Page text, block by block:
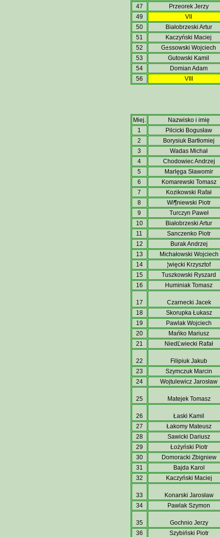
47
Przeorek Jerzy
49
VII
50
Białobrzeski Artur
51
Kaczyński Maciej
52
G±ssowski Wojciech
53
Gutowski Kamil
54
Domian Adam
56
VIII
Miej.
Nazwisko i imię
1
Pilcicki Bogusław
2
Borysiuk Bartłomiej
3
Wadas Michał
4
Chodowiec Andrzej
5
Marlęga Sławomir
6
Komarewski Tomasz
7
Kozikowski Rafał
8
Wi¶niewski Piotr
9
Turczyn Paweł
10
Białobrzeski Artur
11
Sanczenko Piotr
12
Burak Andrzej
13
Michałowski Wojciech
14
¦więcki Krzysztof
15
Tuszkowski Ryszard
16
Huminiak Tomasz
17
Czarnecki Jacek
18
Skorupka Łukasz
19
Pawlak Wojciech
20
Mańko Mariusz
21
NiedĽwiecki Rafał
22
Filipiuk Jakub
23
Szymczuk Marcin
24
Wojtulewicz Jarosław
25 Matejek Tomasz
26
Łaski Kamil
27
Łakomy Mateusz
28
Sawicki Dariusz
29
Łożyński Piotr
30
Domoracki Zbigniew
31
Bajda Karol
32
Kaczyński Maciej
33
Konarski Jarosław
34
Pawlak Szymon
35
Gochnio Jerzy
36
Szybiński Piotr